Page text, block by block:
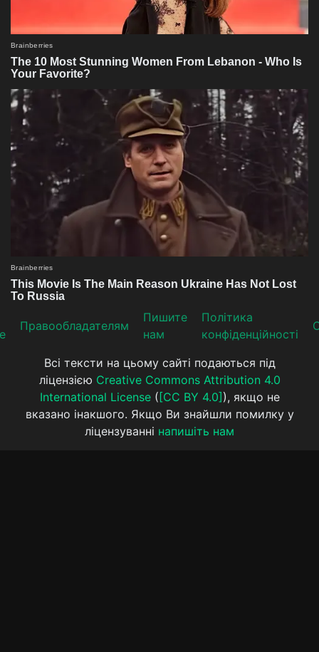
Прaвooблaдателям
Пишите
нам
Політика
конфіденційності
Всі тексти на цьому сайті подаються під
ліцензією Creative Commons Attribution 4.0
International License( [CC BY 4.0] ), якщо не
вказано інакшого. Якщо Ви знайшли помилку у
ліцензуванні напишіть нам